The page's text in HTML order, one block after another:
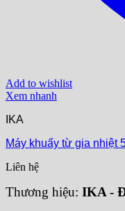
Add to wishlist
Xem nhanh
IKA
Máy khuấy từ gia nhiệt
Liên hệ
Thương hiệu: IKA -